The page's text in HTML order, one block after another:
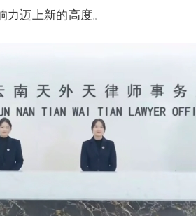
迈上新的高度。